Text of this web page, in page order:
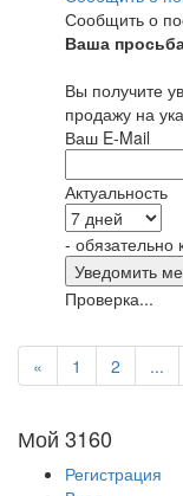
Сообщить о
Ваша
Вы получите
продажу на
Ваш E-Mail
Актуальность
- обязательно
Проверка...
« 1 2 ...
Мой 3160
Регистрация